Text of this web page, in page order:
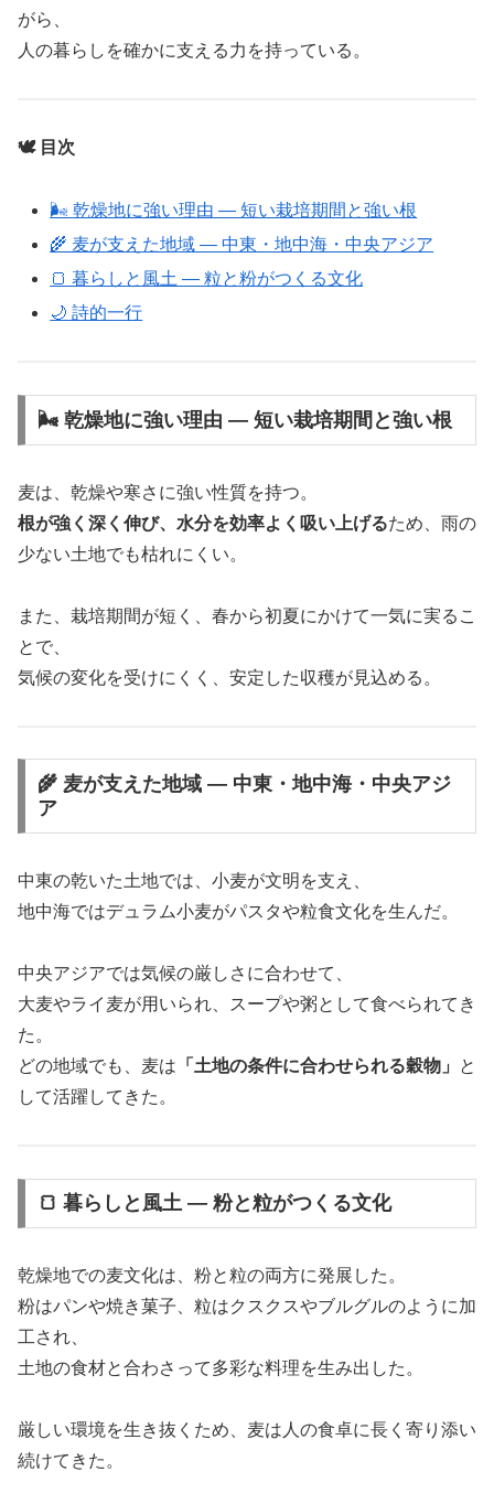
がら、
人の暮らしを確かに支える力を持っている。
🕊️ 目次
🌬️ 乾燥地に強い理由 ― 短い栽培期間と強い根
🌾 麦が支えた地域 ― 中東・地中海・中央アジア
🍞 暮らしと風土 ― 粒と粉がつくる文化
🌙 詩的一行
🌬️ 乾燥地に強い理由 ― 短い栽培期間と強い根
麦は、乾燥や寒さに強い性質を持つ。
根が強く深く伸び、水分を効率よく吸い上げるため、雨の
少ない土地でも枯れにくい。
また、栽培期間が短く、春から初夏にかけて一気に実るこ
とで、
気候の変化を受けにくく、安定した収穫が見込める。
🌾 麦が支えた地域 ― 中東・地中海・中央アジ
ア
中東の乾いた土地では、小麦が文明を支え、
地中海ではデュラム小麦がパスタや粒食文化を生んだ。
中央アジアでは気候の厳しさに合わせて、
大麦やライ麦が用いられ、スープや粥として食べられてき
た。
どの地域でも、麦は 「土地の条件に合わせられる穀物」
と
して活躍してきた。
🍞 暮らしと風土 ― 粉と粒がつくる文化
乾燥地での麦文化は、粉と粒の両方に発展した。
粉はパンや焼き菓子、粒はクスクスやブルグルのように加
工され、
土地の食材と合わさって多彩な料理を生み出した。
厳しい環境を生き抜くため、麦は人の食卓に長く寄り添い
続けてきた。